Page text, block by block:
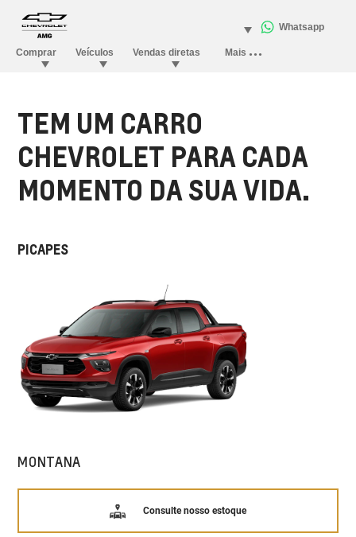
TEM UM CARRO
CHEVROLET PARA CADA
MOMENTO DA SUA VIDA.
PICAPES
MONTANA
Consulte nosso estoque